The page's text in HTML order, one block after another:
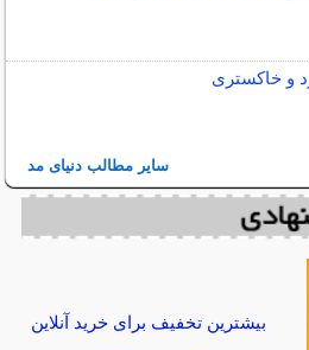
و خاکستری
سایر مطالب دنیای مد
بیشترین تخفیف برای خرید آنلاین